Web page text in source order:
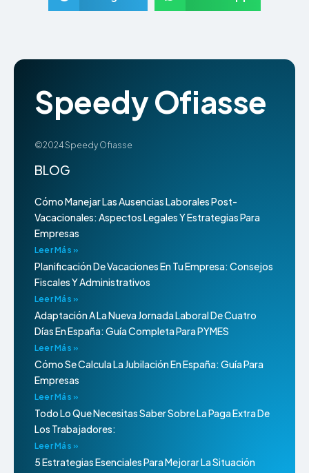
Speedy Ofiasse
©2024 Speedy Ofiasse
BLOG
Cómo Manejar Las Ausencias Laborales Post-
Vacacionales: Aspectos Legales Y Estrategias Para
Empresas
Leer Más »
Planificación De Vacaciones En Tu Empresa: Consejos
Fiscales Y Administrativos
Leer Más »
Adaptación A La Nueva Jornada Laboral De Cuatro
Días En España: Guía Completa Para PYMES
Leer Más »
Cómo Se Calcula La Jubilación En España: Guía Para
Empresas
Leer Más »
Todo Lo Que Necesitas Saber Sobre La Paga Extra De
Los Trabajadores:
Leer Más »
5 Estrategias Esenciales Para Mejorar La Situación